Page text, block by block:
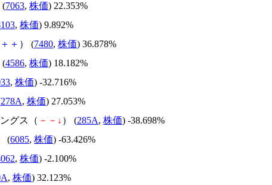
(7063, 株価) 22.353%
, 株価) 9.892%
＋ ＋ ） (7480, 株価) 36.878%
(4586, 株価) 18.182%
, 株価) -32.716%
278A, 株価) 27.053%
グス（ － － ↓ ） (285A, 株価) -38.698%
(6085, 株価) -63.426%
, 株価) -2.100%
, 株価) 32.123%